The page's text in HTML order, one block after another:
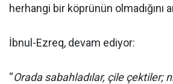
herhangi bir köprünün olmadığını
İbnul-Ezreq, devam ediyor:
“Orada sabahladılar, çile çektiler;